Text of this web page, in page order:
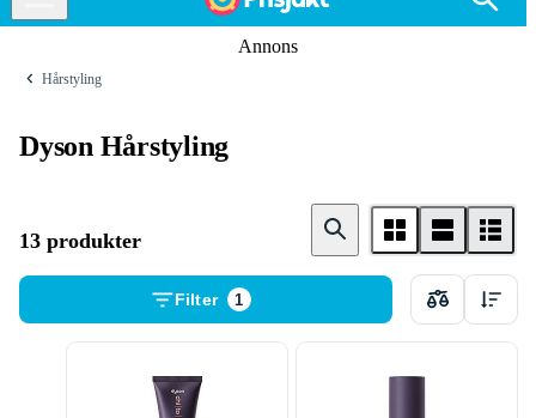
Annons
Hårstyling
Dyson Hårstyling
13 produkter
Filter 1